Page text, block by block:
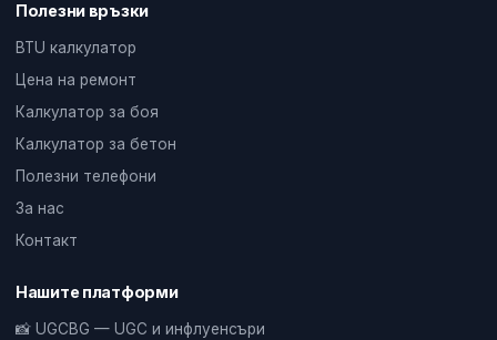
Полезни връзки
BTU калкулатор
Цена на ремонт
Калкулатор за боя
Калкулатор за бетон
Полезни телефони
За нас
Контакт
Нашите платформи
📸 UGCBG — UGC и инфлуенсъри